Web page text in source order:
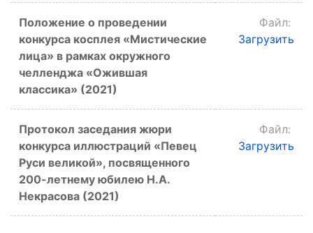
Положение о проведении
конкурса косплея «Мистические
лица» в рамках окружного
челленджа «Ожившая
классика» (2021)
Файл:
Загрузить
Протокол заседания жюри
конкурса иллюстраций «Певец
Руси великой», посвященного
200-летнему юбилею Н.А.
Некрасова (2021)
Файл:
Загрузить